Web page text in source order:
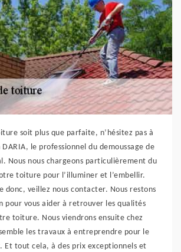
soit plus que parfaite, n’hésitez pas à
le professionnel du demoussage de
Nous nous chargeons particulièrement du
toiture pour l’illuminer et l’embellir.
donc, veillez nous contacter. Nous restons
pour vous aider à retrouver les qualités
toiture. Nous viendrons ensuite chez
les travaux à entreprendre pour le
Et tout cela, à des prix exceptionnels et